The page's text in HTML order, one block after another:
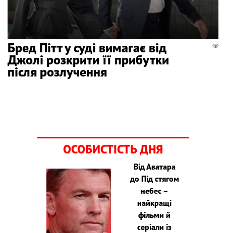
Бред Пітт у суді вимагає від
Джолі розкрити її прибутки
після розлучення
ОСОБИСТІСТЬ ДНЯ
Від Аватара
до Під стягом
небес –
найкращі
фільми й
серіали із